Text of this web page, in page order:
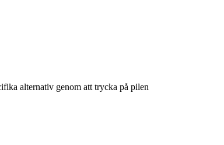
alternativ genom att trycka på pilen